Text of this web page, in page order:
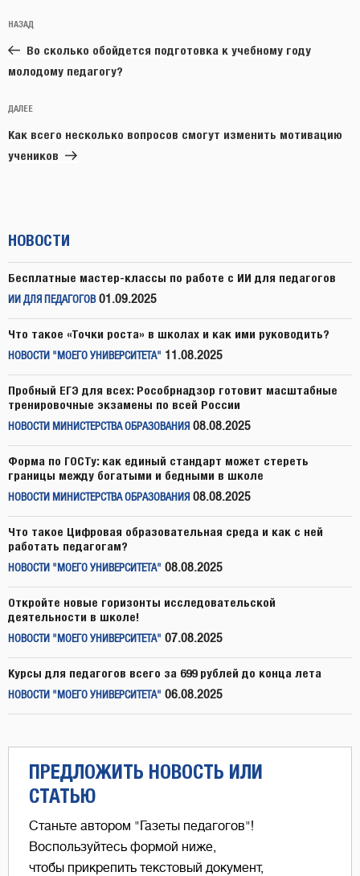
по
записям
Предыдущая
запись:
НАЗАД
Во сколько обойдется подготовка к учебному году
молодому педагогу?
Следующая
запись
ДАЛЕЕ
Как всего несколько вопросов смогут изменить мотивацию
учеников
НОВОСТИ
Бесплатные мастер-классы по работе с ИИ для педагогов
ИИ ДЛЯ ПЕДАГОГОВ 01.09.2025
Что такое «Точки роста» в школах и как ими руководить?
НОВОСТИ "МОЕГО УНИВЕРСИТЕТА" 11.08.2025
Пробный ЕГЭ для всех: Рособрнадзор готовит масштабные
тренировочные экзамены по всей России
НОВОСТИ МИНИСТЕРСТВА ОБРАЗОВАНИЯ 08.08.2025
Форма по ГОСТу: как единый стандарт может стереть
границы между богатыми и бедными в школе
НОВОСТИ МИНИСТЕРСТВА ОБРАЗОВАНИЯ 08.08.2025
Что такое Цифровая образовательная среда и как с ней
работать педагогам?
НОВОСТИ "МОЕГО УНИВЕРСИТЕТА" 08.08.2025
Откройте новые горизонты исследовательской
деятельности в школе!
НОВОСТИ "МОЕГО УНИВЕРСИТЕТА" 07.08.2025
Курсы для педагогов всего за 699 рублей до конца лета
НОВОСТИ "МОЕГО УНИВЕРСИТЕТА" 06.08.2025
ПРЕДЛОЖИТЬ НОВОСТЬ ИЛИ
СТАТЬЮ
Станьте автором "Газеты педагогов"!
Воспользуйтесь формой ниже,
чтобы прикрепить текстовый документ,